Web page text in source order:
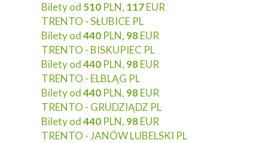
Bilety od 510 PLN, 117EUR
TRENTO - SŁUBICE PL
Bilety od440 PLN, 98EUR
TRENTO - BISKUPIEC PL
Bilety od440 PLN, 98EUR
TRENTO - ELBLĄG PL
Bilety od440 PLN, 98EUR
TRENTO - GRUDZIĄDZ PL
Bilety od440 PLN, 98EUR
TRENTO - JANÓW LUBELSKI PL